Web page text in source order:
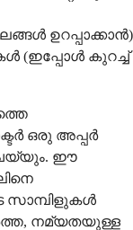
ഉറപ്പാക്കാൻ)
(ഇപ്പോൾ കുറച്ച്
ഒരു അപ്പർ
ഈ
സാമ്പിളുകൾ
നമ്യതയുള്ള